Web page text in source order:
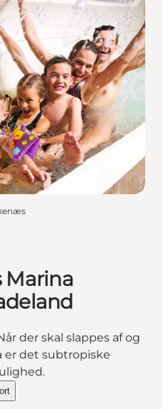
Marina
der skal slappes af og
er det subtropiske
Marina Fiskenæs -
Resorts Marina Fiskenæs - Badeland